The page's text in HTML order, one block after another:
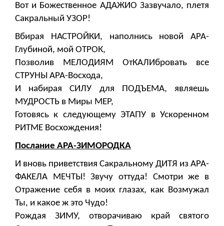
Вот и Божественное АДАЖИО Зазвучало, плетя
Сакральный УЗОР!
Вбирая НАСТРОЙКИ, наполнись новой АРА-
Глубиной, мой ОТРОК,
Позволив МЕЛОДИЯМ ОтКАЛИбровать все
СТРУНЫ АРА-Восхода,
И набирая СИЛУ для ПОДЪЕМА, являешь
МУДРОСТЬ в Миры МЕР,
Готовясь к следующему ЭТАПУ в Ускоренном
РИТМЕ Восхождения!
Послание АРА-ЗИМОРОДКА
И вновь приветствия Сакральному ДИТЯ из АРА-
ФАКЕЛА МЕЧТЫ! Звучу оттуда! Смотри же в
Отражение себя в моих глазах, как Возмужал
Ты, и какое ж это Чудо!
Рождая ЗИМУ, отворачиваю край святого